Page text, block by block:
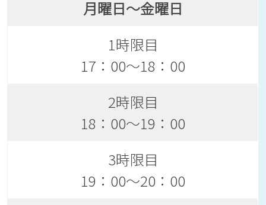
月曜日～金曜日
1時限目
17：00～18：00
2時限目
18：00～19：00
3時限目
19：00～20：00